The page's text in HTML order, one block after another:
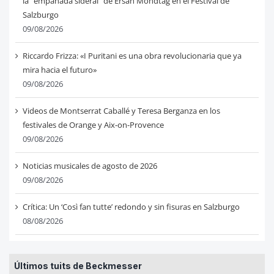
Salzburgo
09/08/2026
Riccardo Frizza: «I Puritani es una obra revolucionaria que ya
mira hacia el futuro»
09/08/2026
Videos de Montserrat Caballé y Teresa Berganza en los
festivales de Orange y Aix-on-Provence
09/08/2026
Noticias musicales de agosto de 2026
09/08/2026
Crítica: Un ‘Così fan tutte’ redondo y sin fisuras en Salzburgo
08/08/2026
Últimos tuits de Beckmesser